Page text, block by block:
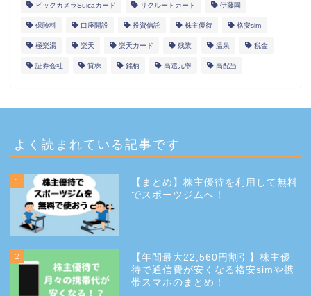
ビックカメラSuicaカード リクルートカード 伊藤園
保険料 口座開設 投資信託 株主優待 格安sim
極楽湯 楽天 楽天カード 残業 温泉 税金
証券会社 貸株 銘柄 高還元率 高配当
よく読まれている記事です
1
【まとめ】株主優待を利用して無料
でスポーツジムへ！
2
【年間最大22,560円割引】株主優
待で通信費が安くなる格安simや携
帯スマホのまとめ！